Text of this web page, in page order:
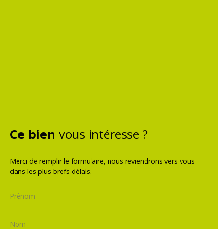
Ce bien vous intéresse ?
Merci de remplir le formulaire, nous reviendrons vers vous
dans les plus brefs délais.
Prénom
Nom